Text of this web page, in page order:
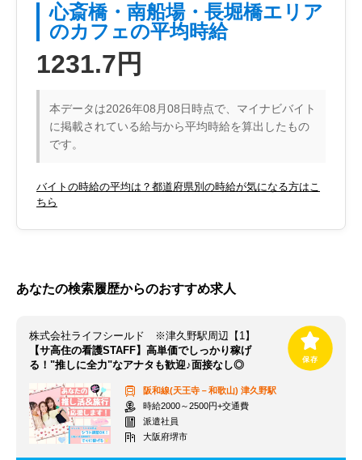
心斎橋・南船場・長堀橋エリア
のカフェの平均時給
1231.7円
本データは2026年08月08日時点で、マイナビバイト
に掲載されている給与から平均時給を算出したもの
です。
バイトの時給の平均は？都道府県別の時給が気になる方はこ
ちら
あなたの検索履歴からのおすすめ求人
株式会社ライフシールド ※津久野駅周辺【1】
【サ高住の看護STAFF】高単価でしっかり稼げ
る！"推しに全力"なアナタも歓迎♪面接なし◎
阪和線(天王寺－和歌山) 津久野駅
時給2000～2500円+交通費
派遣社員
大阪府堺市